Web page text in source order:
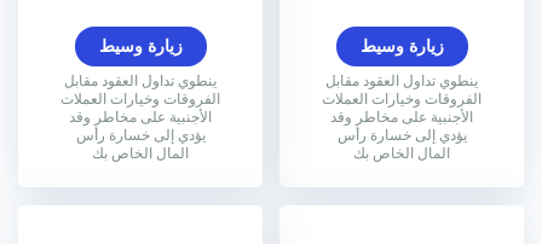
زيارة وسيط
ينطوي تداول العقود مقابل
الفروقات وخيارات العملات
الأجنبية على مخاطر وقد
يؤدي إلى خسارة رأس
المال الخاص بك
زيارة وسيط
ينطوي تداول العقود مقابل
الفروقات وخيارات العملات
الأجنبية على مخاطر وقد
يؤدي إلى خسارة رأس
المال الخاص بك